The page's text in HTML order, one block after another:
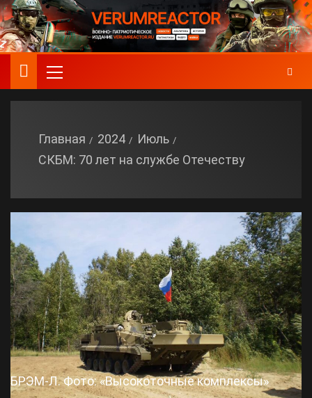
Главная 2024
Июль
СКБМ: 70 лет на службе Отечеству
БРЭМ-Л. Фото: «Высокоточные комплексы»